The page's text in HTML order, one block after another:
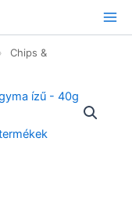
›
Chips &